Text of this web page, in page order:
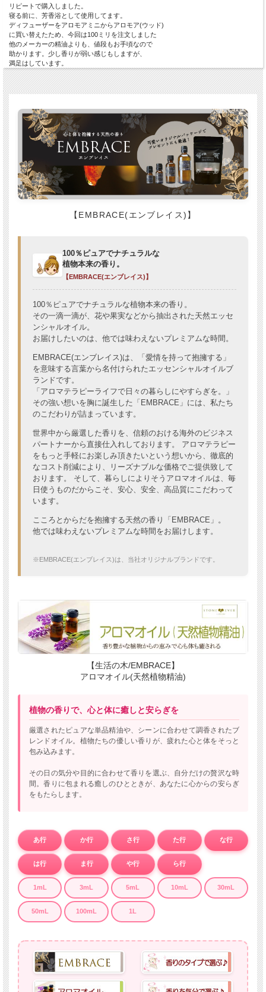
リピートで購入しました。
寝る前に、芳香浴として使用してます。
ディフューザーをアロモアミニからアロモア(ウッド)
に買い替えたため、今回は100ミリを注文しました
他のメーカーの精油よりも、値段もお手頃なので
助かります。少し香りが弱い感じもしますが、
満足はしています。
【EMBRACE(エンブレイス)】
100％ピュアでナチュラルな
植物本来の香り。
【EMBRACE(エンブレイス)】
100％ピュアでナチュラルな植物本来の香り。
その一滴一滴が、花や果実などから抽出された天然エッセ
ンシャルオイル。
お届けしたいのは、他では味わえないプレミアムな時間。
EMBRACE(エンブレイス)は、「愛情を持って抱擁する」
を意味する言葉から名付けられたエッセンシャルオイルブ
ランドです。
「アロマテラピーライフで日々の暮らしにやすらぎを。」
その強い想いを胸に誕生した「EMBRACE」には、私たち
のこだわりが詰まっています。
世界中から厳選した香りを、信頼のおける海外のビジネス
パートナーから直接仕入れしております。 アロマテラピー
をもっと手軽にお楽しみ頂きたいという想いから、徹底的
なコスト削減により、リーズナブルな価格でご提供致して
おります。 そして、暮らしによりそうアロマオイルは、毎
日使うものだからこそ、安心、安全、高品質にこだわって
います。
こころとからだを抱擁する天然の香り「EMBRACE」。
他では味わえないプレミアムな時間をお届けします。
※EMBRACE(エンブレイス)は、当社オリジナルブランドです。
【生活の木/EMBRACE】
アロマオイル(天然植物精油)
植物の香りで、心と体に癒しと安らぎを
厳選されたピュアな単品精油や、シーンに合わせて調香されたブ
レンドオイル。植物たちの優しい香りが、疲れた心と体をそっと
包み込みます。
その日の気分や目的に合わせて香りを選ぶ、自分だけの贅沢な時
間。香りに包まれる癒しのひとときが、あなたに心からの安らぎ
をもたらします。
あ行 か行 さ行 た行 な行
は行 ま行 や行 ら行
1mL 3mL 5mL 10mL 30mL
50mL 100mL 1L